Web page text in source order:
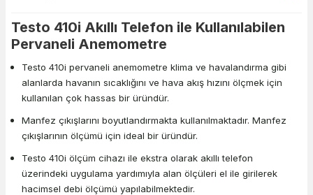
Testo 410i Akıllı Telefon ile Kullanılabilen
Pervaneli Anemometre
Testo 410i pervaneli anemometre klima ve havalandırma gibi
alanlarda havanın sıcaklığını ve hava akış hızını ölçmek için
kullanılan çok hassas bir üründür.
Manfez çıkışlarını boyutlandırmakta kullanılmaktadır. Manfez
çıkışlarının ölçümü için ideal bir üründür.
Testo 410i ölçüm cihazı ile ekstra olarak akıllı telefon
üzerindeki uygulama yardımıyla alan ölçüleri el ile girilerek
hacimsel debi ölçümü yapılabilmektedir.